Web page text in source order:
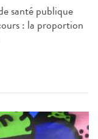
santé publique
: la proportion